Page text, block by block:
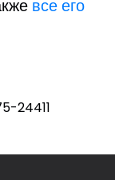
все его
24411